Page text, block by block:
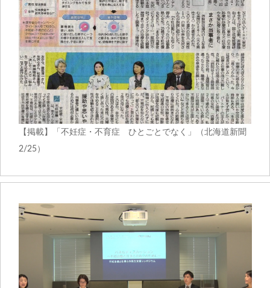
【掲載】「不妊症・不育症 ひとごとでなく」（北海道新聞
2/25）